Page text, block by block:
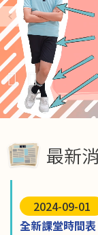
最新
2024-09-01
全新課堂時間